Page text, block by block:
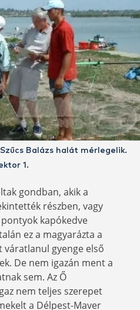
Balázs halát mérlegelik.
1.
gondban, akik a
részben, vagy
kapókedve
ez a magyarázta a
váratlanul gyenge első
De nem igazán ment a
sem. Az Ő
nem teljes szerepet
a Délpest-Maver